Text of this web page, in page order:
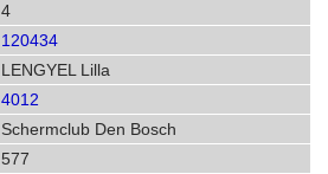
4
120434
LENGYEL Lilla
4012
Schermclub Den Bosch
577